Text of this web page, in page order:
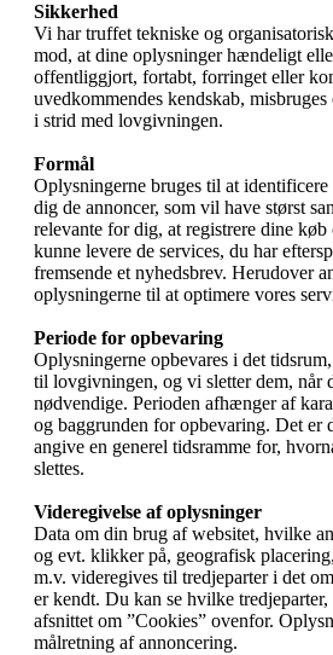
Sikkerhed
Vi har truffet tekniske og
mod, at dine oplysninger hændeligt
offentliggjort, fortabt, forringet eller
uvedkommendes kendskab,
i strid med lovgivningen.
Formål
Oplysningerne bruges til at
dig de annoncer, som vil have størst
relevante for dig, at registrere dine køb
kunne levere de services, du har
fremsende et nyhedsbrev. Herudover
oplysningerne til at optimere vores
Periode for opbevaring
Oplysningerne opbevares i det
til lovgivningen, og vi sletter dem, når
nødvendige. Perioden afhænger af
og baggrunden for opbevaring. Det er
angive en generel tidsramme for,
slettes.
Videregivelse af oplysninger
Data om din brug af websitet, hvilke
og evt. klikker på, geografisk
m.v. videregives til tredjeparter i det
er kendt. Du kan se hvilke
afsnittet om ”Cookies” ovenfor.
målretning af annoncering.